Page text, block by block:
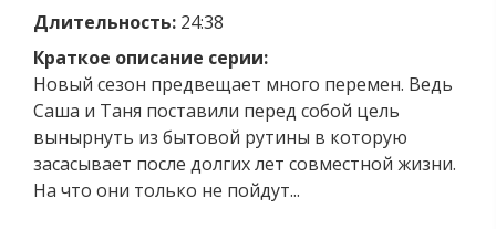
Длительность: 24:38
Краткое описание серии:
Новый сезон предвещает много перемен. Ведь
Саша и Таня поставили перед собой цель
вынырнуть из бытовой рутины в которую
засасывает после долгих лет совместной жизни.
На что они только не пойдут...